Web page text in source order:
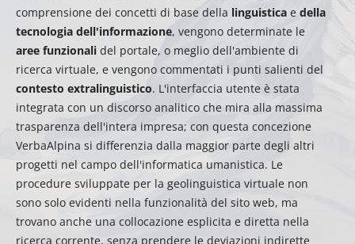
comprensione dei concetti di base della linguistica e della
tecnologia dell'informazione, vengono determinate le
aree funzionali del portale, o meglio dell'ambiente di
ricerca virtuale, e vengono commentati i punti salienti del
contesto extralinguistico. L'interfaccia utente è stata
integrata con un discorso analitico che mira alla massima
trasparenza dell'intera impresa; con questa concezione
VerbaAlpina si differenzia dalla maggior parte degli altri
progetti nel campo dell'informatica umanistica. Le
procedure sviluppate per la geolinguistica virtuale non
sono solo evidenti nella funzionalità del sito web, ma
trovano anche una collocazione esplicita e diretta nella
ricerca corrente, senza prendere le deviazioni indirette